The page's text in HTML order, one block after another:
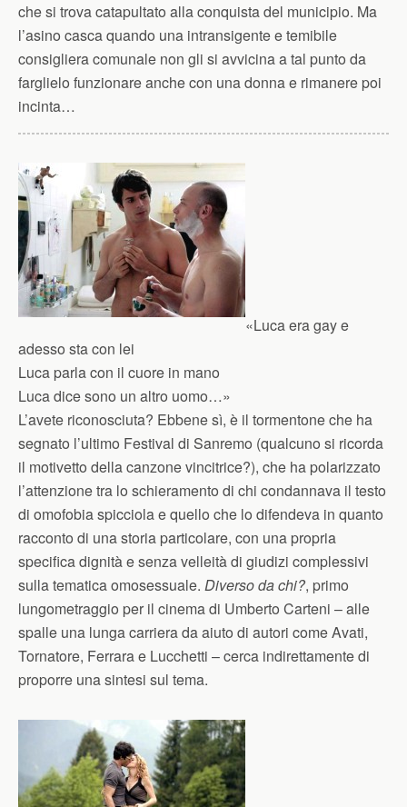
che si trova catapultato alla conquista del municipio. Ma
l’asino casca quando una intransigente e temibile
consigliera comunale non gli si avvicina a tal punto da
farglielo funzionare anche con una donna e rimanere poi
incinta…
«Luca era gay e
adesso sta con lei
Luca parla con il cuore in mano
Luca dice sono un altro uomo…»
L’avete riconosciuta? Ebbene sì, è il tormentone che ha
segnato l’ultimo Festival di Sanremo (qualcuno si ricorda
il motivetto della canzone vincitrice?), che ha polarizzato
l’attenzione tra lo schieramento di chi condannava il testo
di omofobia spicciola e quello che lo difendeva in quanto
racconto di una storia particolare, con una propria
specifica dignità e senza velleità di giudizi complessivi
sulla tematica omosessuale. Diverso da chi?, primo
lungometraggio per il cinema di Umberto Carteni – alle
spalle una lunga carriera da aiuto di autori come Avati,
Tornatore, Ferrara e Lucchetti – cerca indirettamente di
proporre una sintesi sul tema.